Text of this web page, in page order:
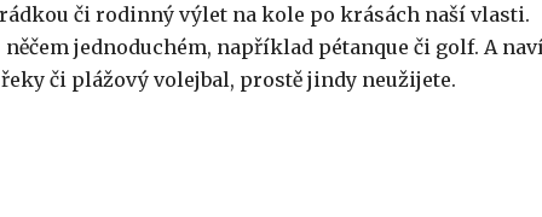
či rodinný výlet na kole po krásách naší vlasti.
jednoduchém, například pétanque či golf. A
či plážový volejbal, prostě jindy neužijete.